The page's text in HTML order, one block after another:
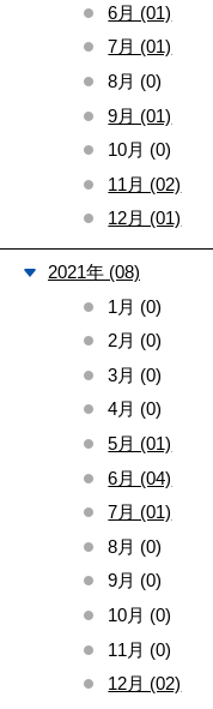
6月 (01)
7月 (01)
8月 (0)
9月 (01)
10月 (0)
11月 (02)
12月 (01)
2021年 (08)
1月 (0)
2月 (0)
3月 (0)
4月 (0)
5月 (01)
6月 (04)
7月 (01)
8月 (0)
9月 (0)
10月 (0)
11月 (0)
12月 (02)